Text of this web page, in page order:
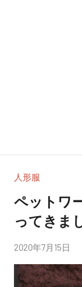
人形服
ペットワ
ってきま
投
稿
者:
2020年7月15日